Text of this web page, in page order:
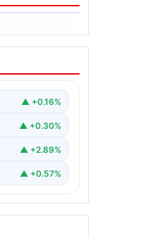
Ana
Salah’ı
▲ +0.16%
▲ +0.30%
▲ +2.89%
▲ +0.57%